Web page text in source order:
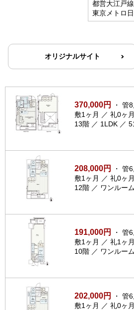
都営大江戸
東京メトロ
オリジナルサイト
370,000円
・ 管
敷1ヶ月 ／ 礼0ヶ月
13階 ／ 1LDK ／
208,000円
・ 管
敷1ヶ月 ／ 礼0ヶ月
12階 ／ ワンルー
191,000円
・ 管
敷1ヶ月 ／ 礼1ヶ月
10階 ／ ワンルー
202,000円
・ 管
敷1ヶ月 ／ 礼0ヶ月